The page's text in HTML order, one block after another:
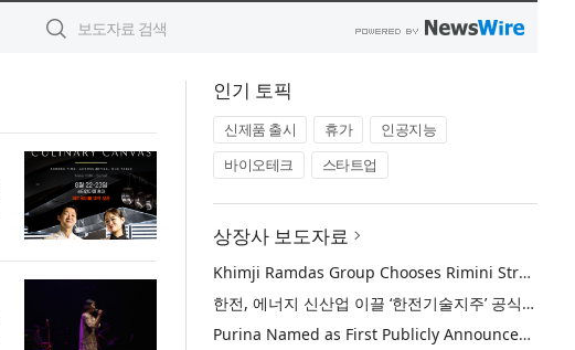
인기 토픽
신제품 출시 휴가
인공지능
바이오테크
스타트업
상장사 보도자료
Khimji Ramdas Group Chooses Rimini Street to Reduce SAP Support Costs, Protect 700+ Customizations and Reinvest Savings in Innovation
한전, 에너지 신산업 이끌 ‘한전기술지주’ 공식 출범
Purina Named as First Publicly Announced NIQ ConnectAI Charter Client